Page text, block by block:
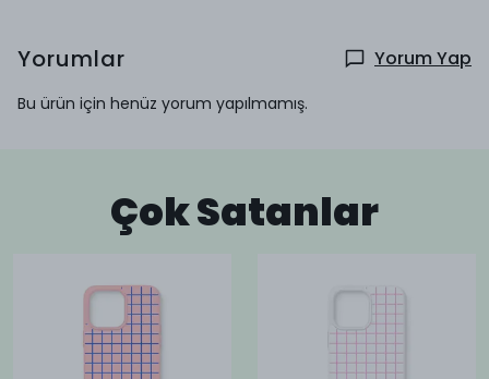
Yorumlar Yorum Yap
Bu ürün için henüz yorum yapılmamış.
Çok Satanlar